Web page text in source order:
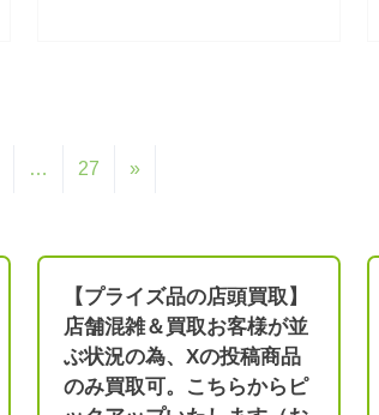
… 27 »
【プライズ品の店頭買取】
店舗混雑＆買取お客様が並
ぶ状況の為、Xの投稿商品
のみ買取可。こちらからピ